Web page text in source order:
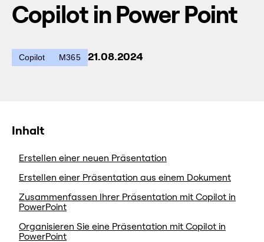
Copilot in Power Point
Copilot M365 21.08.2024
Inhalt
Erstellen einer neuen Präsentation
Erstellen einer Präsentation aus einem Dokument
Zusammenfassen Ihrer Präsentation mit Copilot in
PowerPoint
Organisieren Sie eine Präsentation mit Copilot in
PowerPoint